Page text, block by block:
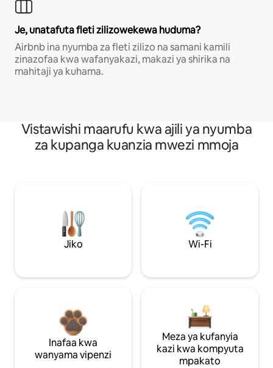
Je, unatafuta fleti zilizowekewa huduma?
Airbnb ina nyumba za fleti zilizo na samani kamili
zinazofaa kwa wafanyakazi, makazi ya shirika na
mahitaji ya kuhama.
Vistawishi maarufu kwa ajili ya nyumba
za kupanga kuanzia mwezi mmoja
Jiko Wi-Fi
Inafaa kwa
wanyama vipenzi
Meza ya kufanyia
kazi kwa kompyuta
mpakato